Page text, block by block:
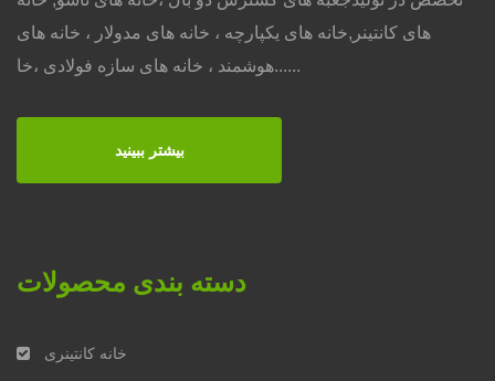
های کانتینر,خانه های یکپارچه ، خانه های مدولار ، خانه های
هوشمند ، خانه های سازه فولادی ،خا......
بیشتر ببینید
دسته بندی محصولات
خانه کانتینری